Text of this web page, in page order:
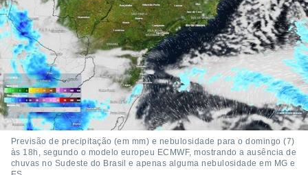
Previsão de precipitação (em mm) e nebulosidade para o domingo (7)
às 18h, segundo o modelo europeu ECMWF, mostrando a ausência de
chuvas no Sudeste do Brasil e apenas alguma nebulosidade em MG e